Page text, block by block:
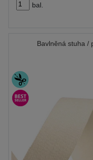
bal.
Bavlněná stuha /